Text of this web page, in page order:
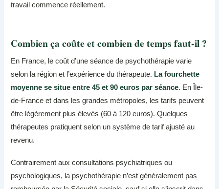
travail commence réellement.
Combien ça coûte et combien de temps faut-il ?
En France, le coût d’une séance de psychothérapie varie
selon la région et l’expérience du thérapeute. La fourchette
moyenne se situe entre 45 et 90 euros par séance. En Île-
de-France et dans les grandes métropoles, les tarifs peuvent
être légèrement plus élevés (60 à 120 euros). Quelques
thérapeutes pratiquent selon un système de tarif ajusté au
revenu.
Contrairement aux consultations psychiatriques ou
psychologiques, la psychothérapie n’est généralement pas